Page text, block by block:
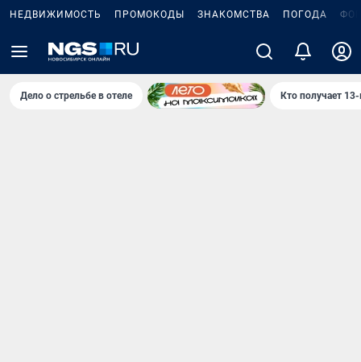
НЕДВИЖИМОСТЬ ПРОМОКОДЫ ЗНАКОМСТВА ПОГОДА
Дело о стрельбе в отеле Кто получает